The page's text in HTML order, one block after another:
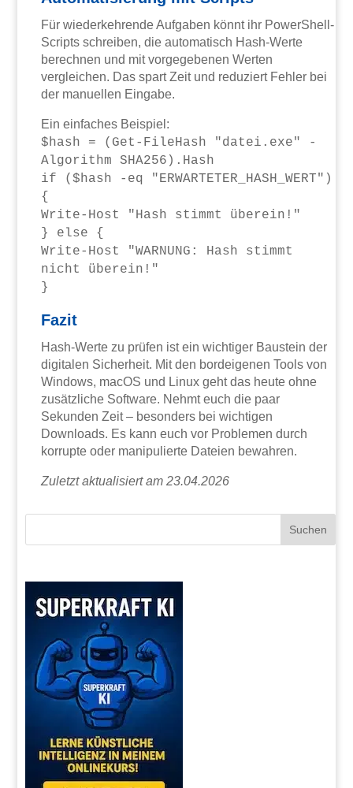
Für wiederkehrende Aufgaben könnt ihr PowerShell-
Scripts schreiben, die automatisch Hash-Werte
berechnen und mit vorgegebenen Werten
vergleichen. Das spart Zeit und reduziert Fehler bei
der manuellen Eingabe.
Ein einfaches Beispiel:
$hash = (Get-FileHash "datei.exe" -
Algorithm SHA256).Hash
if ($hash -eq "ERWARTETER_HASH_WERT")
{
Write-Host "Hash stimmt überein!"
} else {
Write-Host "WARNUNG: Hash stimmt
nicht überein!"
}
Fazit
Hash-Werte zu prüfen ist ein wichtiger Baustein der
digitalen Sicherheit. Mit den bordeigenen Tools von
Windows, macOS und Linux geht das heute ohne
zusätzliche Software. Nehmt euch die paar
Sekunden Zeit – besonders bei wichtigen
Downloads. Es kann euch vor Problemen durch
korrupte oder manipulierte Dateien bewahren.
Zuletzt aktualisiert am 23.04.2026